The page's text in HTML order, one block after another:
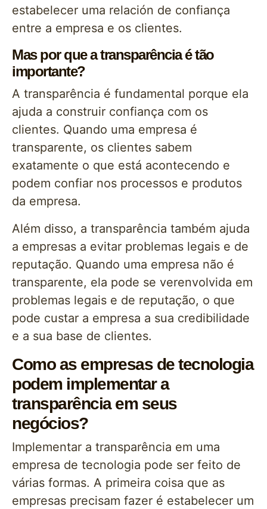
estabelecer uma relación de confiança
entre a empresa e os clientes.
Mas por que a transparência é tão
importante?
A transparência é fundamental porque ela
ajuda a construir confiança com os
clientes. Quando uma empresa é
transparente, os clientes sabem
exatamente o que está acontecendo e
podem confiar nos processos e produtos
da empresa.
Além disso, a transparência também ajuda
a empresas a evitar problemas legais e de
reputação. Quando uma empresa não é
transparente, ela pode se verenvolvida em
problemas legais e de reputação, o que
pode custar a empresa a sua credibilidade
e a sua base de clientes.
Como as empresas de tecnologia
podem implementar a
transparência em seus
negócios?
Implementar a transparência em uma
empresa de tecnologia pode ser feito de
várias formas. A primeira coisa que as
empresas precisam fazer é estabelecer um